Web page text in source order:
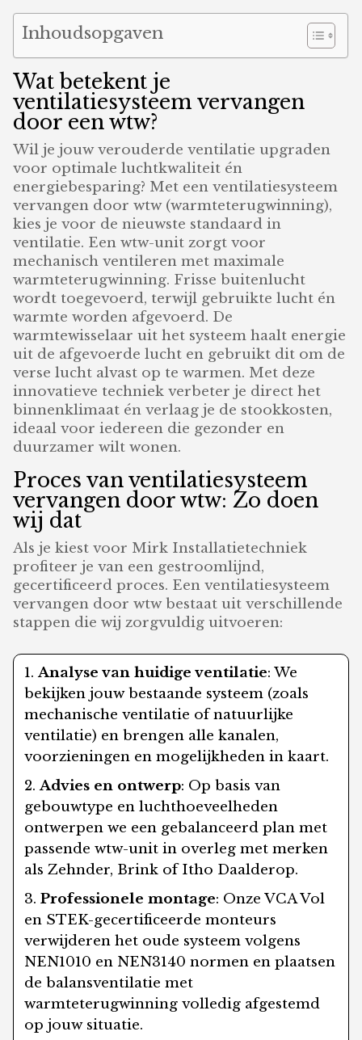
Inhoudsopgaven
Wat betekent je
ventilatiesysteem vervangen
door een wtw?
Wil je jouw verouderde ventilatie upgraden
voor optimale luchtkwaliteit én
energiebesparing? Met een ventilatiesysteem
vervangen door wtw (warmteterugwinning),
kies je voor de nieuwste standaard in
ventilatie. Een wtw-unit zorgt voor
mechanisch ventileren met maximale
warmteterugwinning. Frisse buitenlucht
wordt toegevoerd, terwijl gebruikte lucht én
warmte worden afgevoerd. De
warmtewisselaar uit het systeem haalt energie
uit de afgevoerde lucht en gebruikt dit om de
verse lucht alvast op te warmen. Met deze
innovatieve techniek verbeter je direct het
binnenklimaat én verlaag je de stookkosten,
ideaal voor iedereen die gezonder en
duurzamer wilt wonen.
Proces van ventilatiesysteem
vervangen door wtw: Zo doen
wij dat
Als je kiest voor Mirk Installatietechniek
profiteer je van een gestroomlijnd,
gecertificeerd proces. Een ventilatiesysteem
vervangen door wtw bestaat uit verschillende
stappen die wij zorgvuldig uitvoeren:
Analyse van huidige ventilatie: We
bekijken jouw bestaande systeem (zoals
mechanische ventilatie of natuurlijke
ventilatie) en brengen alle kanalen,
voorzieningen en mogelijkheden in kaart.
Advies en ontwerp: Op basis van
gebouwtype en luchthoeveelheden
ontwerpen we een gebalanceerd plan met
passende wtw-unit in overleg met merken
als Zehnder, Brink of Itho Daalderop.
Professionele montage: Onze VCA Vol
en STEK-gecertificeerde monteurs
verwijderen het oude systeem volgens
NEN1010 en NEN3140 normen en plaatsen
de balansventilatie met
warmteterugwinning volledig afgestemd
op jouw situatie.